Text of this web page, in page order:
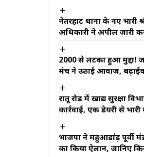
नेतरहाट थाना के नए प्रभारी
अधिकारी ने अपील जारी
2000 से लटका हुआ मुद्दा!
मंच ने उठाई आवाज,
रातू रोड में खाद्य सुरक्षा
कार्रवाई, एक डेयरी से भारी
भाजपा ने महुआडांड़ पूर्वी
का किया ऐलान, जानिए